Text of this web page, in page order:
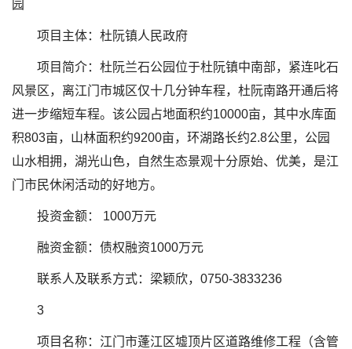
园
项目主体：杜阮镇人民政府
项目简介：杜阮兰石公园位于杜阮镇中南部，紧连叱石
风景区，离江门市城区仅十几分钟车程，杜阮南路开通后将
进一步缩短车程。该公园占地面积约10000亩，其中水库面
积803亩，山林面积约9200亩，环湖路长约2.8公里，公园
山水相拥，湖光山色，自然生态景观十分原始、优美，是江
门市民休闲活动的好地方。
投资金额： 1000万元
融资金额：债权融资1000万元
联系人及联系方式：梁颖欣，0750-3833236
3
项目名称：江门市蓬江区墟顶片区道路维修工程（含管